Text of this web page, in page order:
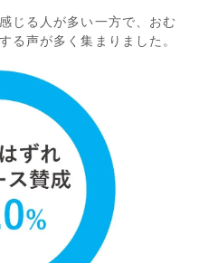
じる人が多い一方で、おむ
る声が多く集まりました。